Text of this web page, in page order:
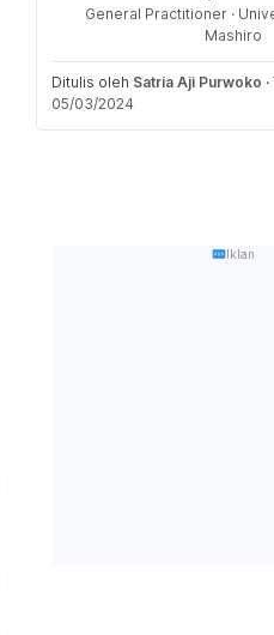
General Practitioner ·
Mashiro
Ditulis oleh Satria Aji Purwoko ·
05/03/2024
Iklan